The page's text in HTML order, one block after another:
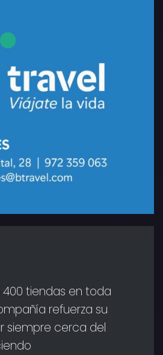
tiendas en toda
refuerza su
siempre cerca del